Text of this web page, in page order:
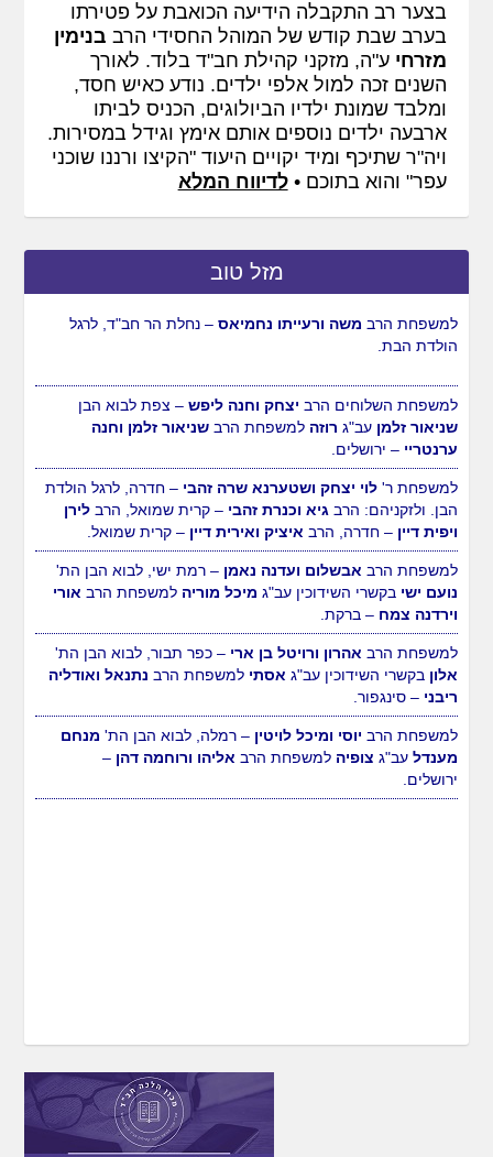
בצער רב התקבלה הידיעה הכואבת על פטירתו
בערב שבת קודש של המוהל החסידי הרב בנימין
מזרחי ע"ה, מזקני קהילת חב"ד בלוד. לאורך
השנים זכה למול אלפי ילדים. נודע כאיש חסד,
ומלבד שמונת ילדיו הביולוגים, הכניס לביתו
ארבעה ילדים נוספים אותם אימץ וגידל במסירות.
ויה"ר שתיכף ומיד יקויים היעוד "הקיצו ורננו שוכני
עפר" והוא בתוכם •לדיווח המלא
מזל טוב
למשפחת הרב משה ורעייתו נחמיאס – נחלת הר חב"ד, לרגל
הולדת הבת.
למשפחת השלוחים הרב יצחק וחנה ליפש – צפת לבוא הבן
שניאור זלמן עב"ג רוזה למשפחת הרב שניאור זלמן וחנה
ערנטריי – ירושלים.
למשפחת ר'לוי יצחק ושטערנא שרה זהבי – חדרה, לרגל הולדת
הבן. ולזקניהם: הרב גיא וכנרת זהבי – קרית שמואל, הרב לירן
ויפית דיין – חדרה, הרב איציק ואירית דיין – קרית שמואל.
למשפחת הרב אבשלום ועדנה נאמן – רמת ישי, לבוא הבן הת'
נועם ישי בקשרי השידוכין עב"ג מיכל מוריה למשפחת הרב אורי
וירדנה צמח – ברקת.
למשפחת הרב אהרון ורויטל בן ארי – כפר תבור, לבוא הבן הת'
אלון בקשרי השידוכין עב"ג אסתי למשפחת הרב נתנאל ואודליה
ריבני – סינגפור.
למשפחת הרב יוסי ומיכל לויטין – רמלה, לבוא הבן הת' מנחם
מענדל עב"ג צופיה למשפחת הרב אליהו ורוחמה דהן –
ירושלים.